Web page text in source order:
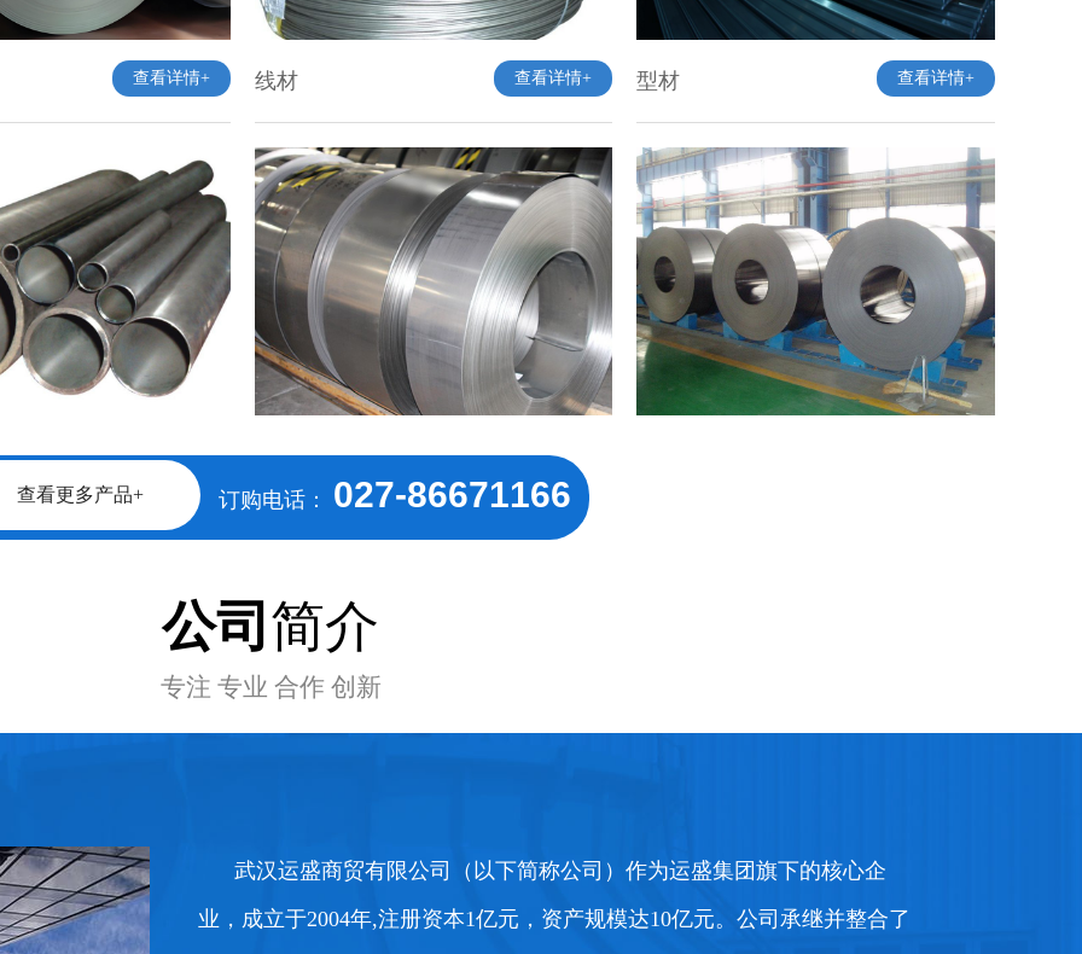
查看详情+ 冷轧 查看详情+ 热轧 查看详情+
查看详情+ 纯碱
查看更多产品+ 订购电话： 027-86671166
公司 简介
专注 专业 合作 创新
武汉运盛商贸有限公司（以下简称公司）作为运盛集团旗下的核心企
业，成立于2004年,注册资本1亿元，资产规模达10亿元。公司承继并整合了